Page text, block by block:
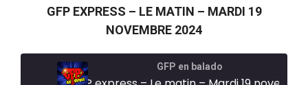
GFP EXPRESS – LE MATIN – MARDI 19
NOVEMBRE 2024
GFP en balado